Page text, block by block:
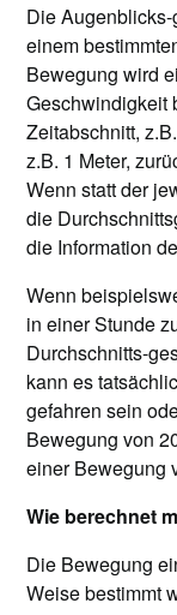
Die
einem
Bewegung wird
Geschwindigkeit
Zeitabschnitt,
z.B. 1 Meter,
Wenn statt der
die
die Information
Wenn
in einer Stunde
Durchschnitts-
kann es
gefahren sein
Bewegung von
einer Bewegung
Wie berechnet
Die Bewegung
Weise bestimmt